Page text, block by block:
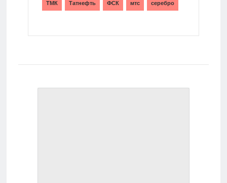
ТМК Татнефть ФСК мтс серебро